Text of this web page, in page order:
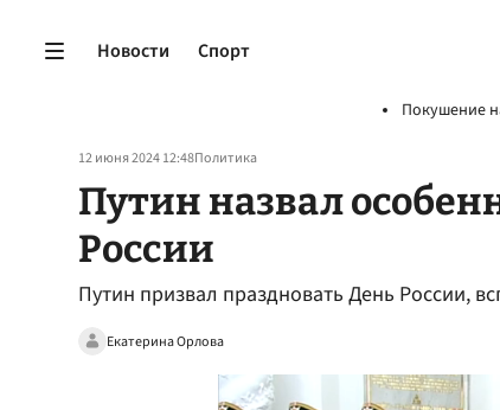
Новости Спорт
Покушение
12 июня 2024 12:48Политика
Путин назвал
России
Путин призвал праздновать День России,
Екатерина Орлова